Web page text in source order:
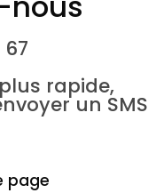
67
rapide,
un SMS
page